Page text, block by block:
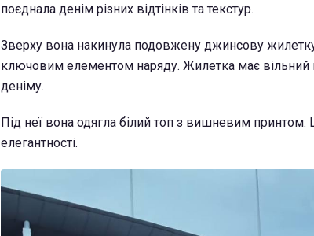
поєднала денім різних відтінків та текстур.
Зверху вона накинула подовжену джинсову
ключовим елементом наряду. Жилетка має вільний
деніму.
Під неї вона одягла білий топ з вишневим принтом.
елегантності.